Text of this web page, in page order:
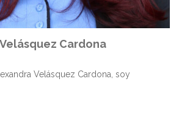
Cardona
Velásquez Cardona, soy